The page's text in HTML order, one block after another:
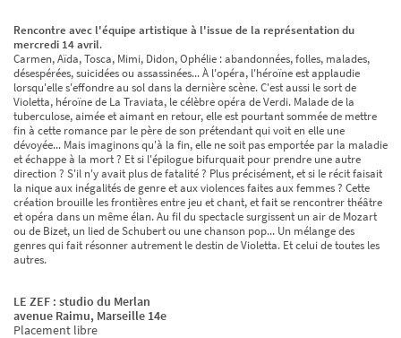
Rencontre avec l'équipe artistique à l'issue de la représentation du
mercredi 14 avril.
Carmen, Aïda, Tosca, Mimi, Didon, Ophélie : abandonnées, folles, malades,
désespérées, suicidées ou assassinées... À l'opéra, l'héroïne est applaudie
lorsqu'elle s'effondre au sol dans la dernière scène. C'est aussi le sort de
Violetta, héroïne de La Traviata, le célèbre opéra de Verdi. Malade de la
tuberculose, aimée et aimant en retour, elle est pourtant sommée de mettre
fin à cette romance par le père de son prétendant qui voit en elle une
dévoyée... Mais imaginons qu'à la fin, elle ne soit pas emportée par la maladie
et échappe à la mort ? Et si l'épilogue bifurquait pour prendre une autre
direction ? S'il n'y avait plus de fatalité ? Plus précisément, et si le récit faisait
la nique aux inégalités de genre et aux violences faites aux femmes ? Cette
création brouille les frontières entre jeu et chant, et fait se rencontrer théâtre
et opéra dans un même élan. Au fil du spectacle surgissent un air de Mozart
ou de Bizet, un lied de Schubert ou une chanson pop... Un mélange des
genres qui fait résonner autrement le destin de Violetta. Et celui de toutes les
autres.
LE ZEF : studio du Merlan
avenue Raimu, Marseille 14e
Placement libre